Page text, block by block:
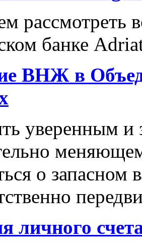
рассмотреть
банке
ВНЖ в
уверенным
о запасном
личного